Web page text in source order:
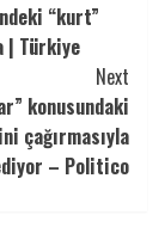
“kurt”
| Türkiye
Next
konusundaki
çağırmasıyla
– Politico